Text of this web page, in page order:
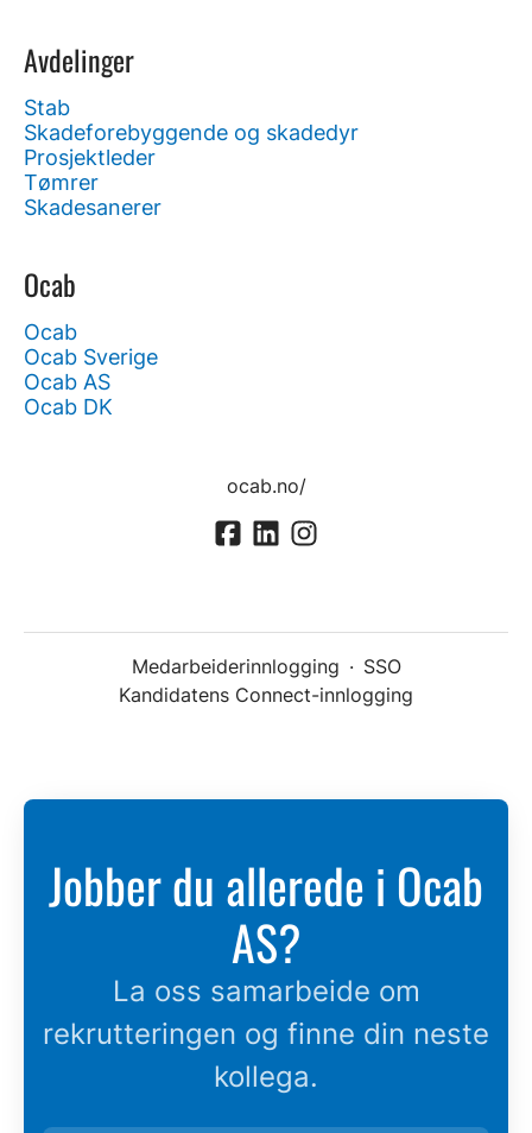
Avdelinger
Stab
Skadeforebyggende og skadedyr
Prosjektleder
Tømrer
Skadesanerer
Ocab
Ocab
Ocab Sverige
Ocab AS
Ocab DK
ocab.no/
Medarbeiderinnlogging · SSO
Kandidatens Connect-innlogging
Jobber du allerede i Ocab
AS?
La oss samarbeide om
rekrutteringen og finne din neste
kollega.